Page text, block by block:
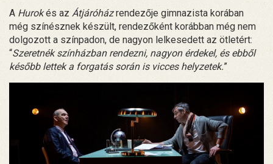
A Hurokés az Átjáróházrendezője gimnazista korában
még színésznek készült, rendezőként korábban még nem
dolgozott a színpadon, de nagyon lelkesedett az ötletért:
“Szeretnék színházban rendezni, nagyon érdekel, és ebből
később lettek a forgatás során is vicces helyzetek.”